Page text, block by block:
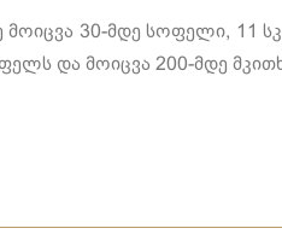
მოიცვა 30-მდე სოფელი,
და მოიცვა 200-მდე